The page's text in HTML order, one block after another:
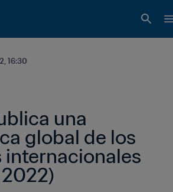
16:30
una
global de los
internacionales